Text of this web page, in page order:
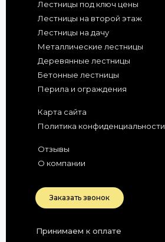
Лестницы под ключ цены
Лестницы на второй этаж
Лестницы на дачу
Металлические лестницы
Деревянные лестницы
Бетонные лестницы
Перила и ограждения
Карта сайта
Политика конфиденциальности
Отзывы
О компании
Заказать звонок
Принимаем к оплате